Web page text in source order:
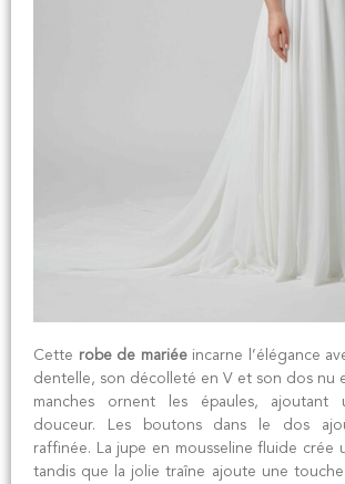
Cette robe de mariéeincarne l’élégance
dentelle, son décolleté en V et son dos nu
manches ornent les épaules,
douceur. Les boutons dans le dos
raffinée. La jupe en mousseline fluide crée
tandis que la jolie traîne ajoute une touche